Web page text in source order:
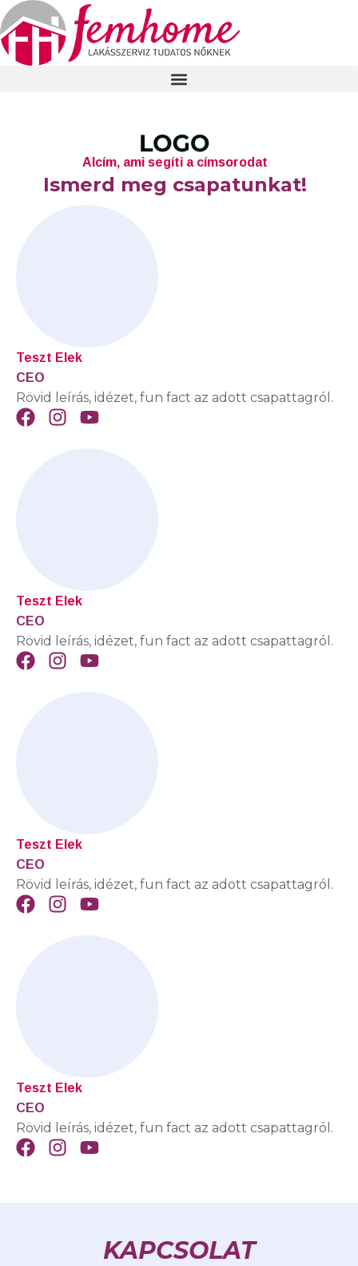
Alcím, ami segíti a címsorodat
Ismerd meg csapatunkat!
Teszt Elek
CEO
Rövid leírás, idézet, fun fact az adott csapattagról.
Teszt Elek
CEO
Rövid leírás, idézet, fun fact az adott csapattagról.
Teszt Elek
CEO
Rövid leírás, idézet, fun fact az adott csapattagról.
Teszt Elek
CEO
Rövid leírás, idézet, fun fact az adott csapattagról.
KAPCSOLAT